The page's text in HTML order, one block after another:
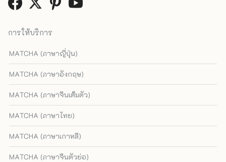
การให้บริการ
MATCHA (ภาษาญี่ปุ่น)
MATCHA (ภาษาอังกฤษ)
MATCHA (ภาษาจีนเต็มตัว)
MATCHA (ภาษาไทย)
MATCHA (ภาษาเกาหลี)
MATCHA (ภาษาจีนตัวย่อ)